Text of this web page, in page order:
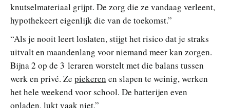
knutselmateriaal grijpt. De zorg die ze vandaag verleent,
hypothekeert eigenlijk die van de toekomst.”
“Als je nooit leert loslaten, stijgt het risico dat je straks
uitvalt en maandenlang voor niemand meer kan zorgen.
Bijna 2 op de 3 leraren worstelt met die balans tussen
werk en privé. Ze piekeren en slapen te weinig, werken
het hele weekend voor school. De batterijen even
opladen, lukt vaak niet.”